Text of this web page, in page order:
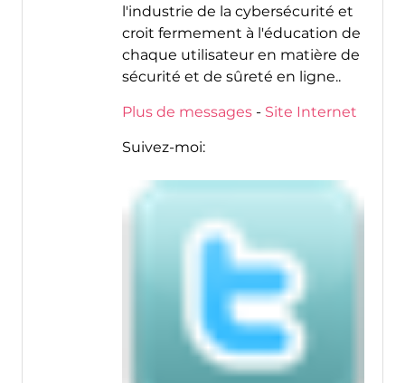
l'industrie de la cybersécurité et
croit fermement à l'éducation de
chaque utilisateur en matière de
sécurité et de sûreté en ligne..
Plus de messages- Site Internet
Suivez-moi: